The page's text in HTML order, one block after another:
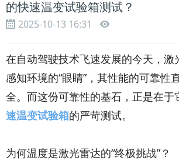
的快速温变试验箱测试？
2025-10-13 16:31
在自动驾驶技术飞速发展的今天，激
感知环境的“眼睛”，其性能的可靠性
全。而这份可靠性的基石，正是在于
速温变试验箱的严苛测试。
为何温度是激光雷达的“终极挑战”？